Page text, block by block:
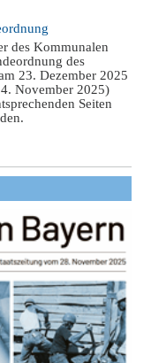
des Kommunalen
des
23. Dezember 2025
November 2025)
Seiten